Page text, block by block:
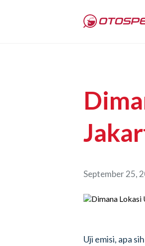
September 25,
Uji emisi, apa